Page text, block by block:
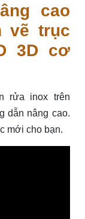
cao
vẽ trục
3D cơ
rửa inox trên
dẫn nâng cao.
mới cho bạn.